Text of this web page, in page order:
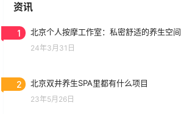
资讯
1 北京个人按摩工作室：私密舒适的养生空间
24年3月31日
2 北京双井养生SPA里都有什么项目
23年5月26日